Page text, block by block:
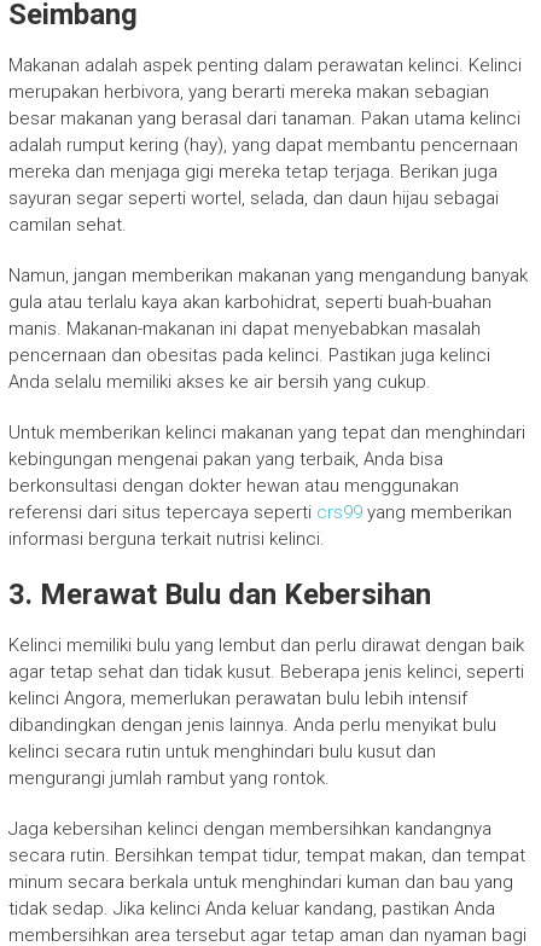
Seimbang
Makanan adalah aspek penting dalam perawatan kelinci. Kelinci
merupakan herbivora, yang berarti mereka makan sebagian
besar makanan yang berasal dari tanaman. Pakan utama kelinci
adalah rumput kering (hay), yang dapat membantu pencernaan
mereka dan menjaga gigi mereka tetap terjaga. Berikan juga
sayuran segar seperti wortel, selada, dan daun hijau sebagai
camilan sehat.
Namun, jangan memberikan makanan yang mengandung banyak
gula atau terlalu kaya akan karbohidrat, seperti buah-buahan
manis. Makanan-makanan ini dapat menyebabkan masalah
pencernaan dan obesitas pada kelinci. Pastikan juga kelinci
Anda selalu memiliki akses ke air bersih yang cukup.
Untuk memberikan kelinci makanan yang tepat dan menghindari
kebingungan mengenai pakan yang terbaik, Anda bisa
berkonsultasi dengan dokter hewan atau menggunakan
referensi dari situs tepercaya seperti crs99yang memberikan
informasi berguna terkait nutrisi kelinci.
3. Merawat Bulu dan Kebersihan
Kelinci memiliki bulu yang lembut dan perlu dirawat dengan baik
agar tetap sehat dan tidak kusut. Beberapa jenis kelinci, seperti
kelinci Angora, memerlukan perawatan bulu lebih intensif
dibandingkan dengan jenis lainnya. Anda perlu menyikat bulu
kelinci secara rutin untuk menghindari bulu kusut dan
mengurangi jumlah rambut yang rontok.
Jaga kebersihan kelinci dengan membersihkan kandangnya
secara rutin. Bersihkan tempat tidur, tempat makan, dan tempat
minum secara berkala untuk menghindari kuman dan bau yang
tidak sedap. Jika kelinci Anda keluar kandang, pastikan Anda
membersihkan area tersebut agar tetap aman dan nyaman bagi